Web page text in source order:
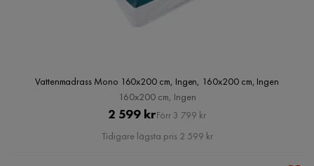
Vattenmadrass Mono 160x200 cm, Ingen, 160x200 cm, Ingen
160x200 cm, Ingen
Pris
2 599 krOriginal
Pris
Förr 3 799 kr
Tidigare lägsta pris 2 599 kr